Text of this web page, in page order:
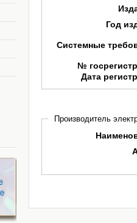
Год
Системные
№
Дата
Производитель